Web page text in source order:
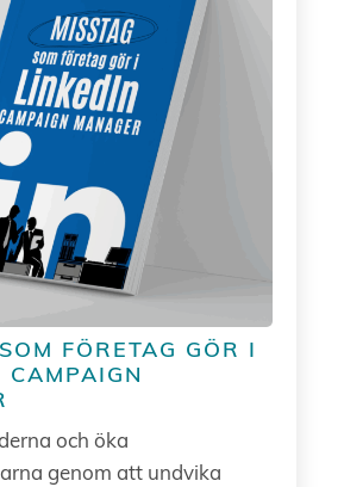
FÖRETAG GÖR I
CAMPAIGN
och öka
genom att undvika